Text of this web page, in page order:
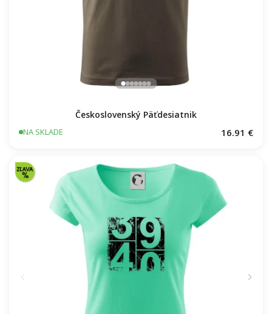
Československý Päťdesiatnik
NA SKLADE 16.91 €